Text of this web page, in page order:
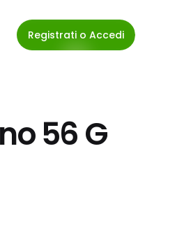
Registrati o Accedi
56 G